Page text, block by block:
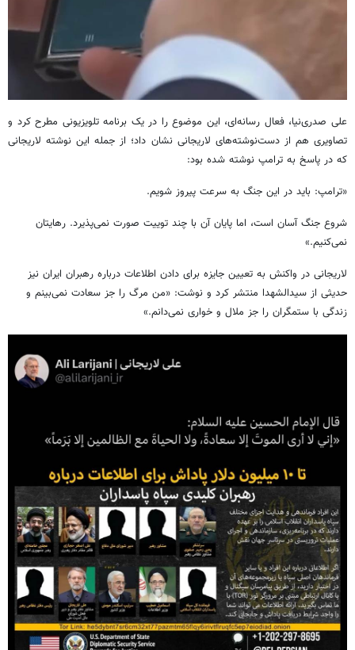
علی صدری‌نیا، فعال رسانه‌ای، این موضوع را در یک برنامه تلویزیونی مطرح کرد و
تصاویری هم از دست‌نوشته‌های لاریجانی نشان داد؛ از جمله این نوشته لاریجانی
که در پاسخ به ترامپ نوشته شده بود:
«ترامپ: باید در این جنگ به سرعت پیروز شویم.
شروع جنگ آسان است، اما پایان آن با چند توییت صورت نمی‌پذیرد. رهایتان
نمی‌کنیم.»
لاریجانی در واکنش به تعیین جایزه برای دادن اطلاعات درباره رهبران ایران نیز
حدیثی از سیدالشهدا منتشر کرد و نوشت: «من مرگ را جز سعادت نمی‌بینم و
زندگی با ستمگران را جز ملال و خواری نمی‌دانم.»